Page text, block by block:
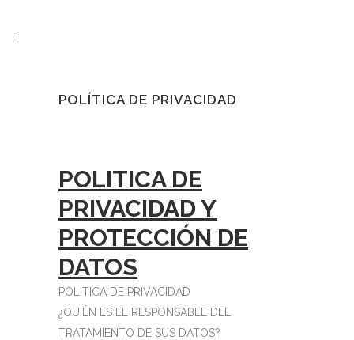
POLÍTICA DE PRIVACIDAD
POLITICA DE
PRIVACIDAD Y
PROTECCIÓN DE
DATOS
POLÍTICA DE PRIVACIDAD
¿QUIÉN ES EL RESPONSABLE DEL
TRATAMIENTO DE SUS DATOS?